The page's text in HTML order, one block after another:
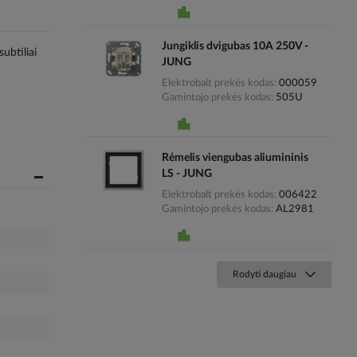
Jungiklis dvigubas 10A 250V -
JUNG
Elektrobalt prekės kodas 000059
Gamintojo prekės kodas
505U
Rėmelis viengubas aliumininis
LS - JUNG
Elektrobalt prekės kodas 006422
Gamintojo prekės kodas AL2981
Rodyti daugiau